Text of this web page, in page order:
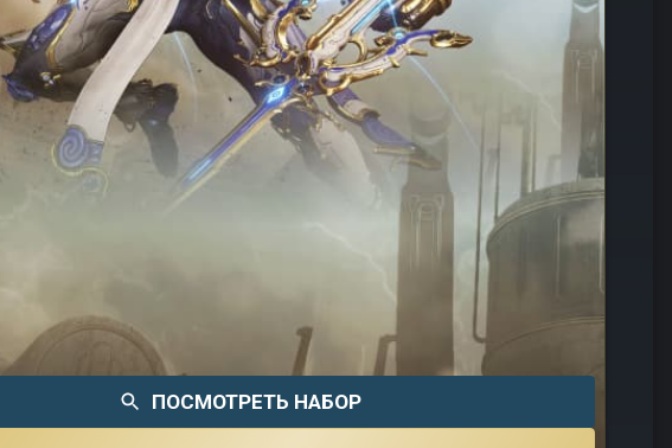
ПОСМОТРЕТЬ НАБОР